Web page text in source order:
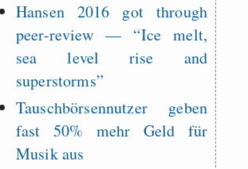
Hansen 2016 got through
peer-review — “Ice melt,
sea level rise and
superstorms”
Tauschbörsennutzer geben
fast 50% mehr Geld für
Musik aus